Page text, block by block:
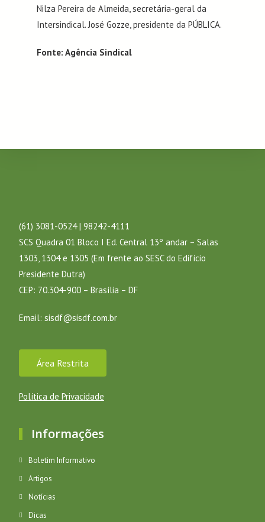
Nilza Pereira de Almeida, secretária-geral da
Intersindical. José Gozze, presidente da PÚBLICA.
Fonte: Agência Sindical
(61) 3081-0524 | 98242-4111
SCS Quadra 01 Bloco I Ed. Central 13º andar – Salas
1303, 1304 e 1305 (Em frente ao SESC do Edifício
Presidente Dutra)
CEP: 70.304-900 – Brasília – DF
Email: sisdf@sisdf.com.br
Área Restrita
Política de Privacidade
Informações
Boletim Informativo
Artigos
Notícias
Dicas